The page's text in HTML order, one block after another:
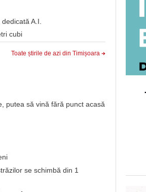
A.I.
cubi
Toate știrile de azi din Timișoara
putea să vină fără punct acasă
se schimbă din 1